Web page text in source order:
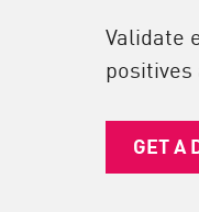
ブラウズ
脅威インテリジ
Validate
GET A